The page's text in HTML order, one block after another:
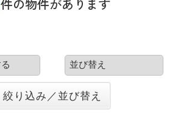
件の物件があります